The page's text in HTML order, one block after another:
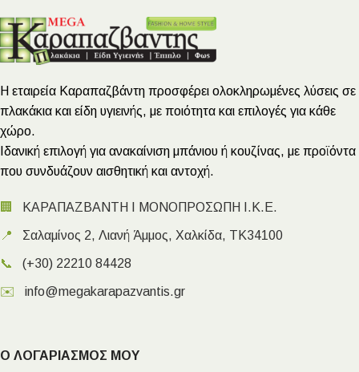
Η εταιρεία Καραπαζβάντη προσφέρει ολοκληρωμένες λύσεις σε
πλακάκια και είδη υγιεινής, με ποιότητα και επιλογές για κάθε
χώρο.
Ιδανική επιλογή για ανακαίνιση μπάνιου ή κουζίνας, με προϊόντα
που συνδυάζουν αισθητική και αντοχή.
🏢 ΚΑΡΑΠΑΖΒΑΝΤΗ Ι ΜΟΝΟΠΡΟΣΩΠΗ Ι.Κ.Ε.
📍 Σαλαμίνος 2, Λιανή Άμμος, Χαλκίδα, ΤΚ34100
📞 (+30) 22210 84428
✉️ info@megakarapazvantis.gr
Ο ΛΟΓΑΡΙΑΣΜΟΣ ΜΟΥ